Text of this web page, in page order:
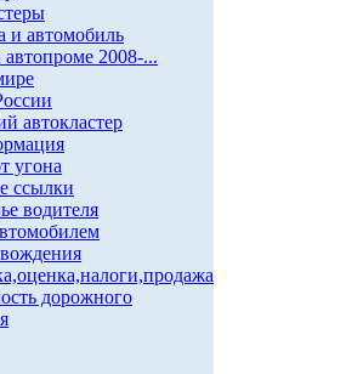
автомобиль
2008-...
автокластер
угона
ссылки
водителя
дорожного